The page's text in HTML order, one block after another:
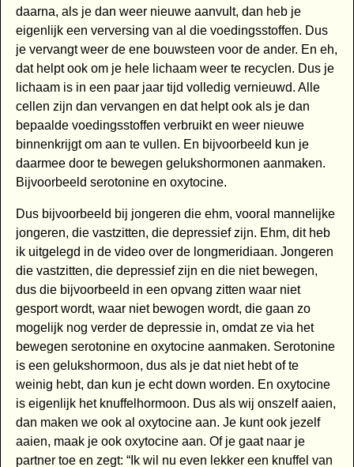
daarna, als je dan weer nieuwe aanvult, dan heb je
eigenlijk een verversing van al die voedingsstoffen. Dus
je vervangt weer de ene bouwsteen voor de ander. En eh,
dat helpt ook om je hele lichaam weer te recyclen. Dus je
lichaam is in een paar jaar tijd volledig vernieuwd. Alle
cellen zijn dan vervangen en dat helpt ook als je dan
bepaalde voedingsstoffen verbruikt en weer nieuwe
binnenkrijgt om aan te vullen. En bijvoorbeeld kun je
daarmee door te bewegen gelukshormonen aanmaken.
Bijvoorbeeld serotonine en oxytocine.
Dus bijvoorbeeld bij jongeren die ehm, vooral mannelijke
jongeren, die vastzitten, die depressief zijn. Ehm, dit heb
ik uitgelegd in de video over de longmeridiaan. Jongeren
die vastzitten, die depressief zijn en die niet bewegen,
dus die bijvoorbeeld in een opvang zitten waar niet
gesport wordt, waar niet bewogen wordt, die gaan zo
mogelijk nog verder de depressie in, omdat ze via het
bewegen serotonine en oxytocine aanmaken. Serotonine
is een gelukshormoon, dus als je dat niet hebt of te
weinig hebt, dan kun je echt down worden. En oxytocine
is eigenlijk het knuffelhormoon. Dus als wij onszelf aaien,
dan maken we ook al oxytocine aan. Je kunt ook jezelf
aaien, maak je ook oxytocine aan. Of je gaat naar je
partner toe en zegt: “Ik wil nu even lekker een knuffel van